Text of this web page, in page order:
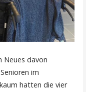
Neues davon
im
hatten die vier